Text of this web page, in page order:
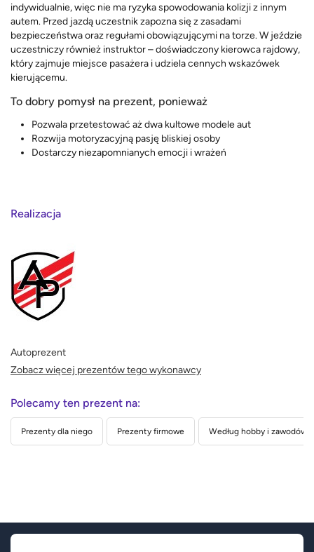
indywidualnie, więc nie ma ryzyka spowodowania kolizji z innym
autem. Przed jazdą uczestnik zapozna się z zasadami
bezpieczeństwa oraz regułami obowiązującymi na torze. W jeździe
uczestniczy również instruktor – doświadczony kierowca rajdowy,
który zajmuje miejsce pasażera i udziela cennych wskazówek
kierującemu.
To dobry pomysł na prezent, ponieważ
Pozwala przetestować aż dwa kultowe modele aut
Rozwija motoryzacyjną pasję bliskiej osoby
Dostarczy niezapomnianych emocji i wrażeń
Realizacja
Autoprezent
Zobacz więcej prezentów tego wykonawcy
Polecamy ten prezent na:
Prezenty dla niego Prezenty firmowe Według hobby i zawodów